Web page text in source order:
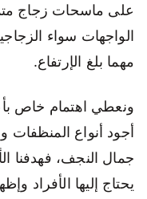
على ماسحات زجاج
الواجهات سواء
مهما بلغ الإرتفاع.
ونعطي اهتمام خاص
أجود أنواع المنظفات
جمال النجف، فهدفنا
يحتاج إليها الأفراد